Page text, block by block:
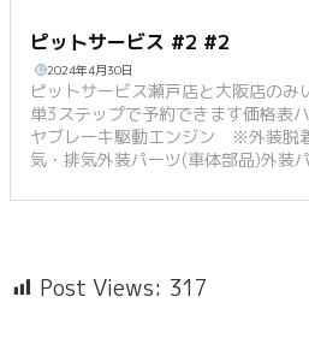
ピットサービス #2 #2
2024年4月30日
ピットサービス瀬戸店と大阪店のみ
単3ステップで予約できます価格表
ヤブレーキ駆動エンジン ※外装脱
気・排気外装パーツ(車体部品)外装
ンドル交換 （穴あけ込）¥5,500ハンドル交換 (レーサー）
ロットル加工¥1,650グリップヒー
ド （オープンタ…
Post Views: 317